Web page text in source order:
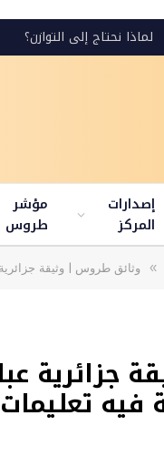
لماذا نحتاج إلى التوازن؟
إصدارات
المركز
مؤشر
طروس
» وثائق طروس | وثيقة
جزائرية
فيه